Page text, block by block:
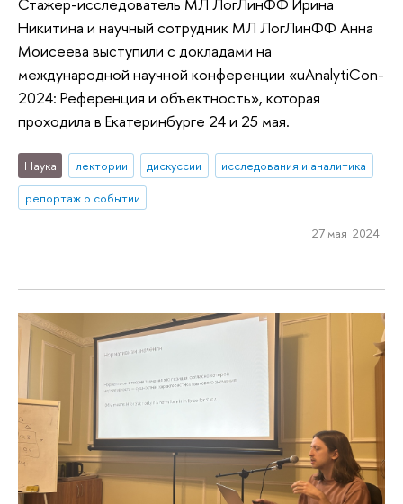
Стажер-исследователь МЛ ЛогЛинФФ Ирина
Никитина и научный сотрудник МЛ ЛогЛинФФ Анна
Моисеева выступили с докладами на
международной научной конференции «uAnalytiCon-
2024: Референция и объектность», которая
проходила в Екатеринбурге 24 и 25 мая.
Наука лектории дискуссии
исследования и аналитика
репортаж о событии
27 мая 2024